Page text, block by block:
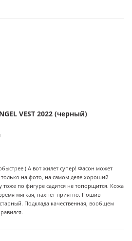
VEST 2022 (черный)
( А вот жилет супер! Фасон может
только на фото, на самом деле хороший
тоже по фигуре садится не топорщится. Кожа
мягкая, пахнет приятно. Пошив
Подклада качественная, вообщем